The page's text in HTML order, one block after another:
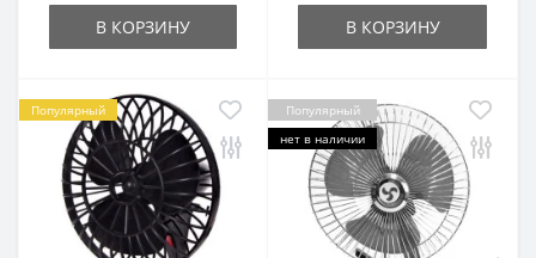
В КОРЗИНУ В КОРЗИНУ
Популярный
Популярный
нет в наличии